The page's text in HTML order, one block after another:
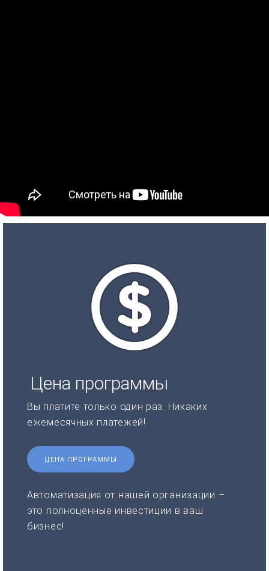
Цена программы
Вы платите только один раз. Никаких
ежемесячных платежей!
ЦЕНА ПРОГРАММЫ
Автоматизация от нашей организации –
это полноценные инвестиции в ваш
бизнес!